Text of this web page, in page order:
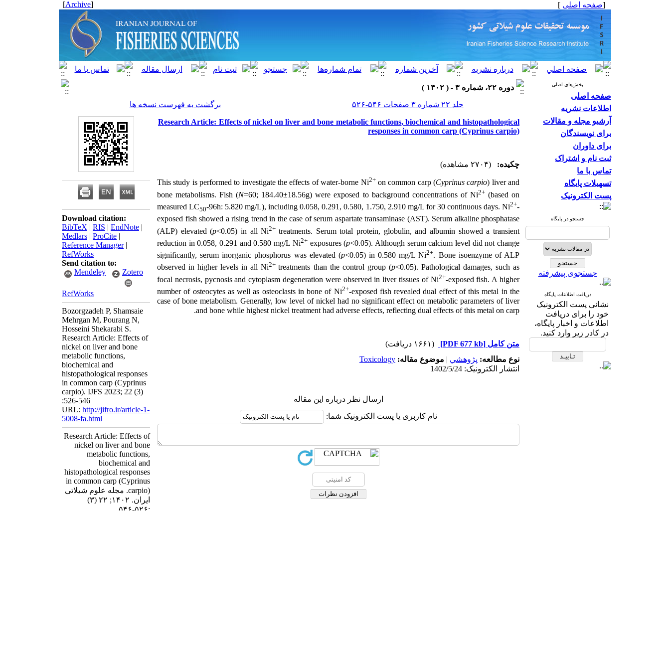
[صفحه اصلی ]
[
Archive
]
بخش‌های اصلی
صفحه اصلی
اطلاعات نشریه
آرشیو مجله و مقالات
برای نویسندگان
برای داوران
ثبت نام و اشتراک
تماس با ما
تسهیلات پایگاه
پست الکترونیک
جستجو در پایگاه
جستجوی پیشرفته
دریافت اطلاعات پایگاه
نشانی پست الکترونیک
خود را برای دریافت
اطلاعات و اخبار پایگاه،
در کادر زیر وارد کنید.
دوره ۲۲، شماره ۳ - ( ۱۴۰۲ )
جلد ۲۲ شماره ۳ صفحات ۵۴۶-۵۲۶
برگشت به فهرست نسخه ها
Research Article: Effects of nickel on liver and bone metabolic functions, biochemical and histopathological
responses in common carp (Cyprinus carpio)
چکیده: (۲۷۰۴ مشاهده)
This study is performed to investigate the effects of water-borne Ni2+on common carp (Cyprinus carpio) liver and
bone metabolisms. Fish (N=60; 184.40±18.56g) were exposed to background concentrations of Ni2+(based on
measured LC50-96h: 5.820 mg/L), including 0.058, 0.291, 0.580, 1.750, 2.910 mg/L for 30 continuous days. Ni2+-
exposed fish showed a rising trend in the case of serum aspartate transaminase (AST). Serum alkaline phosphatase
(ALP) elevated (p<0.05) in all Ni2+treatments. Serum total protein, globulin, and albumin showed a transient
reduction in 0.058, 0.291 and 0.580 mg/L Ni2+exposures (p<0.05). Although serum calcium level did not change
significantly, serum inorganic phosphorus was elevated (p<0.05) in 0.580 mg/L Ni2+. Bone isoenzyme of ALP
observed in higher levels in all Ni2+treatments than the control group (p<0.05). Pathological damages, such as
focal necrosis, pycnosis and cytoplasm degeneration were observed in liver tissues of Ni2+-exposed fish. A higher
number of osteocytes as well as osteoclasts in bone of Ni2+-exposed fish revealed dual effect of this metal in the
case of bone metabolism. Generally, low level of nickel had no significant effect on metabolic parameters of liver
and bone while highest nickel treatment had adverse effects, reflecting dual effects of this metal on carp.
متن کامل [PDF 677 kb]
(۱۶۶۱ دریافت)
نوع مطالعه: پژوهشي | موضوع مقاله: Toxicology
انتشار الکترونیک: 1402/5/24
ارسال نظر درباره این مقاله
نام کاربری یا پست الکترونیک شما:
Download citation:
BibTeX | RIS | EndNote |
Medlars | ProCite |
Reference Manager|
RefWorks
Send citation to:
Mendeley
Zotero
RefWorks
Bozorgzadeh P, Shamsaie
Mehrgan M, Pourang N,
Hosseini Shekarabi S.
Research Article: Effects of
nickel on liver and bone
metabolic functions,
biochemical and
histopathological responses
in common carp (Cyprinus
carpio). IJFS 2023; 22 (3)
:526-546
URL: http://jifro.ir/article-1-
5008-fa.html
Research Article: Effects of
nickel on liver and bone
metabolic functions,
biochemical and
histopathological responses
in common carp (Cyprinus
carpio). مجله علوم شیلاتی
ایران. ۱۴۰۲; ۲۲ (۳)
:۵۲۶-۵۴۶